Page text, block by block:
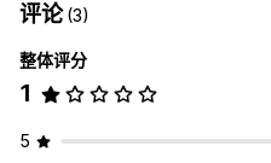
评论(3)
整体评分
1
5